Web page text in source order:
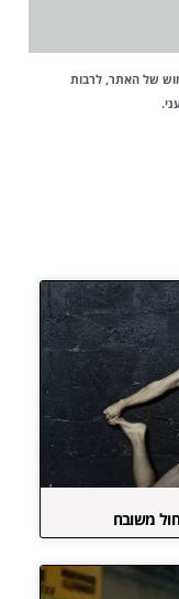
של האתר, לרבות
משובח